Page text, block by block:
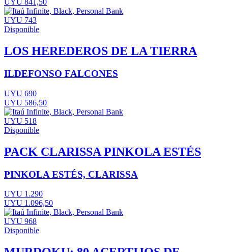
UYU 841,50
UYU 743
Disponible
LOS HEREDEROS DE LA TIERRA
ILDEFONSO FALCONES
UYU 690
UYU 586,50
UYU 518
Disponible
PACK CLARISSA PINKOLA ESTÉS
PINKOLA ESTÉS, CLARISSA
UYU 1.290
UYU 1.096,50
UYU 968
Disponible